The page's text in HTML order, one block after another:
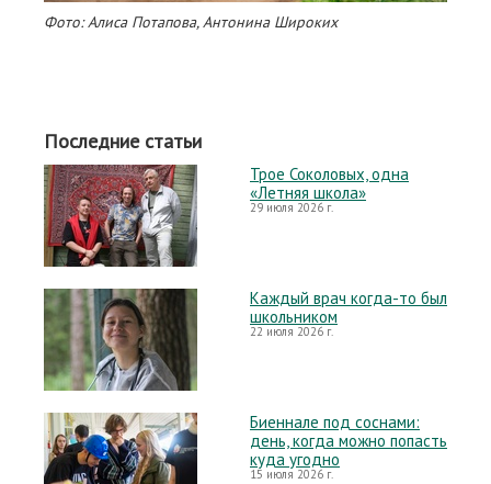
Фото: Алиса Потапова, Антонина Широких
Последние статьи
Трое Соколовых, одна
«Летняя школа»
29 июля 2026 г.
Каждый врач когда-то был
школьником
22 июля 2026 г.
Биеннале под соснами:
день, когда можно попасть
куда угодно
15 июля 2026 г.